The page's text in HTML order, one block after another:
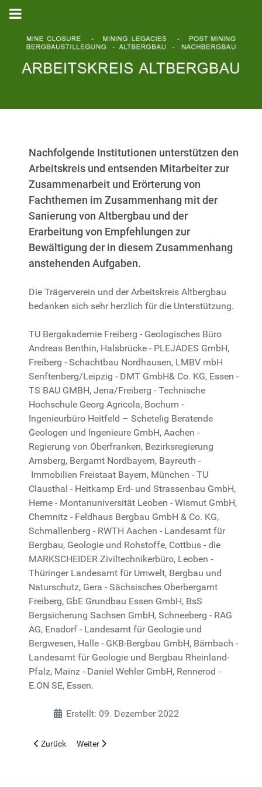
Nachfolgende Institutionen unterstützen den
Arbeitskreis und entsenden Mitarbeiter zur
Zusammenarbeit und Erörterung von
Fachthemen im Zusammenhang mit der
Sanierung von Altbergbau und der
Erarbeitung von Empfehlungen zur
Bewältigung der in diesem Zusammenhang
anstehenden Aufgaben.
Die Trägerverein und der Arbeitskreis Altbergbau
bedanken sich sehr herzlich für die Unterstützung.
TU Bergakademie Freiberg - Geologisches Büro
Andreas Benthin, Halsbrücke - PLEJADES GmbH,
Freiberg - Schachtbau Nordhausen, LMBV mbH
Senftenberg/Leipzig - DMT GmbH& Co. KG, Essen -
TS BAU GMBH, Jena/Freiberg - Technische
Hochschule Georg Agricola, Bochum -
Ingenieurbüro Heitfeld – Schetelig Beratende
Geologen und Ingenieure GmbH, Aachen -
Regierung von Oberfranken, Bezirksregierung
Arnsberg, Bergamt Nordbayern, Bayreuth -
Immobilien Freistaat Bayern, München - TU
Clausthal - Heitkamp Erd- und Strassenbau GmbH,
Herne - Montanuniversität Leoben - Wismut GmbH,
Chemnitz - Feldhaus Bergbau GmbH & Co. KG,
Schmallenberg - RWTH Aachen - Landesamt für
Bergbau, Geologie und Rohstoffe, Cottbus - die
MARKSCHEIDER Ziviltechnikerbüro, Leoben -
Thüringer Landesamt für Umwelt, Bergbau und
Naturschutz, Gera - Sächsisches Oberbergamt
Freiberg, GbE Grundbau Essen GmbH, BsS
Bergsicherung Sachsen GmbH, Schneeberg - RAG
AG, Ensdorf - Landesamt für Geologie und
Bergwesen, Halle - GKB-Bergbau GmbH, Bärnbach -
Landesamt für Geologie und Bergbau Rheinland-
Pfalz, Mainz - Daniel Wehler GmbH, Rennerod -
E.ON SE, Essen.
Details Erstellt: 09. Dezember 2022
Vorheriger Beitrag: Fachbeirat Arbeitskreis Altbergbau
Zurück Nächster Beitrag: DMV e.V.
Weiter